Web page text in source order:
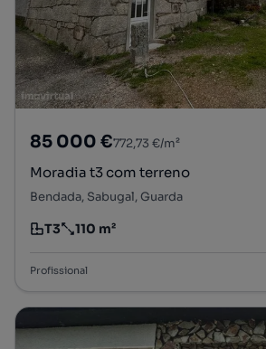
85 000 €772,73 €/m²
Moradia t3 com terreno
Bendada, Sabugal, Guarda
Tipologia
T3
Preço por metro quadrado
110 m²
Profissional